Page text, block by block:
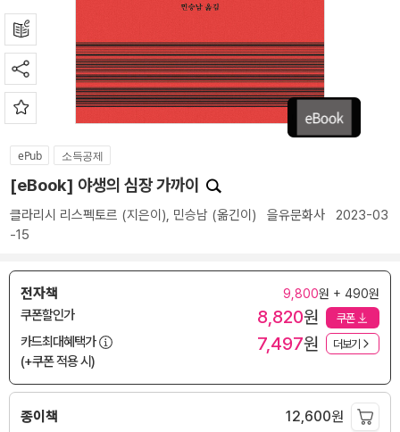
ePub 소득공제
[eBook] 야생의 심장 가까이
클라리시 리스펙토르 (지은이), 민승남 (옮긴이) 을유문화사 2023-03
-15
전자책 9,800원 + 490원
쿠폰할인가 8,820원 쿠폰
카드최대혜택가
(+쿠폰 적용 시)
7,497원 더보기
종이책 12,600원